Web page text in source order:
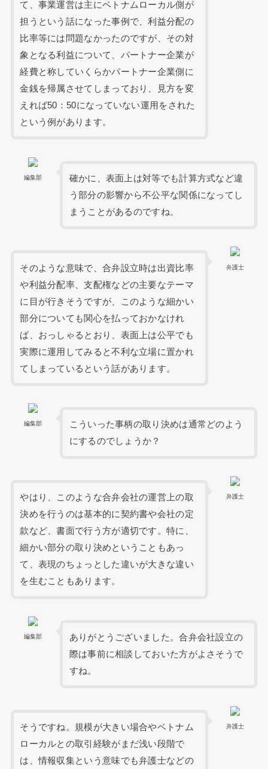
て、事業運営は主にベトナムローカル側が
担うという話になった事例で、利益分配の
比率等には問題なかったのですが、その対
象となる利益について、パートナー企業が
経費と称していくらかパートナー企業側に
金銭を帰属させてしまっており、見方を変
えれば50：50になっていない運用をされた
という例があります。
編集部
確かに、表面上は対等でも計算方式など違
う部分の影響から不公平な関係になってし
まうことがあるのですね。
弁護士
そのような意味で、合弁設立時は出資比率
や利益分配率、支配権などの主要なテーマ
に目が行きそうですが、このような細かい
部分についても関心を払っておかなけれ
ば、おっしゃるとおり、表面上は公平でも
実際に運用してみると不利な立場に置かれ
てしまっているという話があります。
編集部
こういった事柄の取り決めは通常どのよう
にするのでしょうか？
弁護士
やはり、このような合弁会社の運営上の取
決めを行うのは基本的に契約書や会社の定
款など、書面で行う方が適切です。特に、
細かい部分の取り決めということもあっ
て、表現のちょっとした違いが大きな違い
を生むこともあります。
編集部
ありがとうございました。合弁会社設立の
際は事前に相談しておいた方がよさそうで
すね。
弁護士
そうですね。規模が大きい場合やベトナム
ローカルとの取引経験がまだ浅い段階で
は、情報収集という意味でも弁護士などの